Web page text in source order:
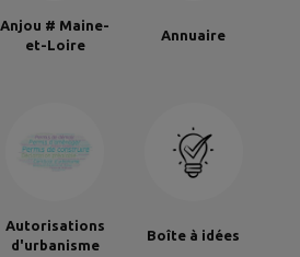
Anjou # Maine-
et-Loire
Annuaire
Autorisations
d'urbanisme
Boîte à idées